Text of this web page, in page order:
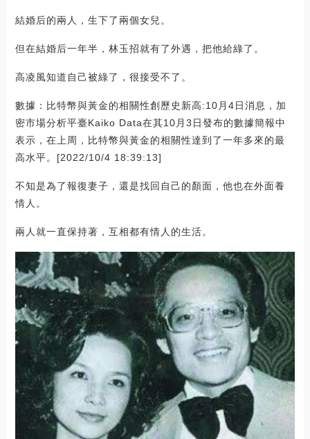
結婚后的兩人，生下了兩個女兒。
但在結婚后一年半，林玉招就有了外遇，把他給綠了。
高凌風知道自己被綠了，很接受不了。
數據：比特幣與黃金的相關性創歷史新高:10月4日消息，加
密市場分析平臺Kaiko Data在其10月3日發布的數據簡報中
表示，在上周，比特幣與黃金的相關性達到了一年多來的最
高水平。[2022/10/4 18:39:13]
不知是為了報復妻子，還是找回自己的顏面，他也在外面養
情人。
兩人就一直保持著，互相都有情人的生活。